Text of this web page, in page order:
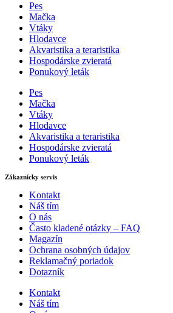
Pes
Mačka
Vtáky
Hlodavce
Akvaristika a teraristika
Hospodárske zvieratá
Ponukový leták
Pes
Mačka
Vtáky
Hlodavce
Akvaristika a teraristika
Hospodárske zvieratá
Ponukový leták
Zákaznícky servis
Kontakt
Náš tím
O nás
Často kladené otázky – FAQ
Magazín
Ochrana osobných údajov
Reklamačný poriadok
Dotazník
Kontakt
Náš tím